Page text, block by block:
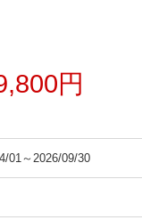
円
01～2026/09/30